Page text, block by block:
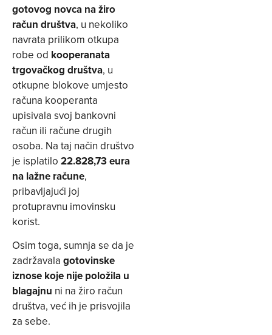
gotovog novca na žiro
račun društva, u nekoliko
navrata prilikom otkupa
robe od kooperanata
trgovačkog društva, u
otkupne blokove umjesto
računa kooperanta
upisivala svoj bankovni
račun ili račune drugih
osoba. Na taj način društvo
je isplatilo 22.828,73 eura
na lažne račune,
pribavljajući joj
protupravnu imovinsku
korist.
Osim toga, sumnja se da je
zadržavala gotovinske
iznose koje nije položila u
blagajnu ni na žiro račun
društva, već ih je prisvojila
za sebe.